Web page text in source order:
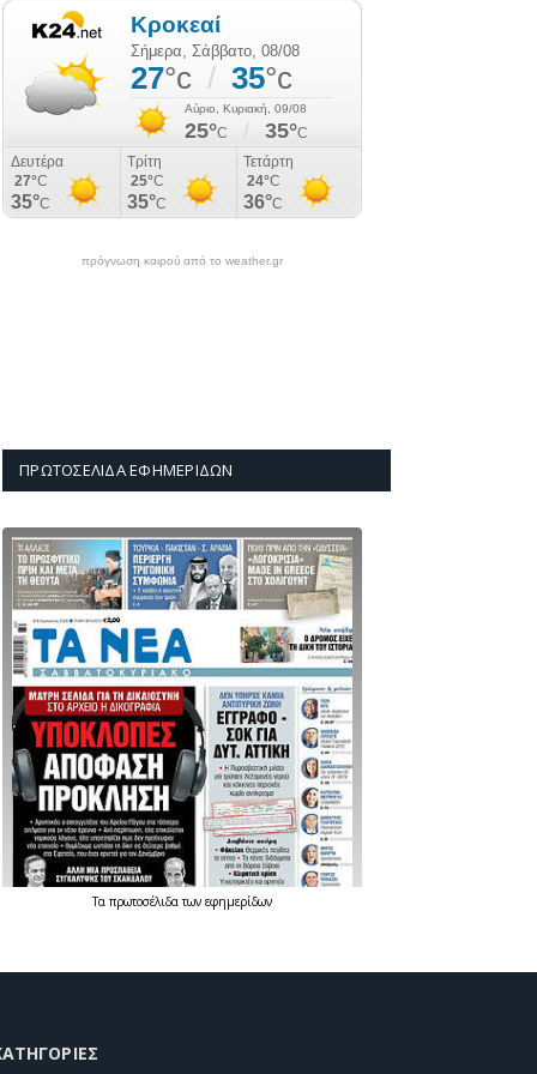
πρόγνωση καιρού από το weather.gr
ΠΡΩΤΟΣΈΛΙΔΑ ΕΦΗΜΕΡΊΔΩΝ
Τα πρωτοσέλιδατων εφημερίδων